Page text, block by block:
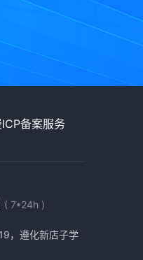
备案服务
( 7*24h )
，遵化新店子学